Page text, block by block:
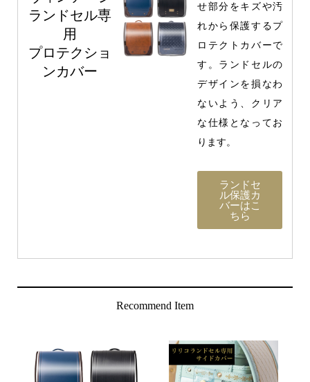
ランドセル専
用
プロテクショ
ンカバー
せ部分をキズや汚
れから保護するプ
ロテクトカバーで
す。ランドセルの
デザインを損なわ
ないよう、クリア
な仕様となってお
ります。
ランドセ
ル保護カ
バーはこ
ちら
Recommend Item